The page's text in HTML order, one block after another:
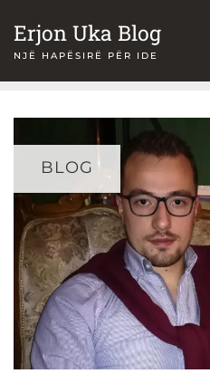
toErjon Uka Blog
NJË HAPËSIRË PËR IDE
BLOG